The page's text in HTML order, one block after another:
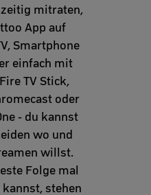
mitraten,
App auf
Smartphone
einfach mit
TV Stick,
oder
- du kannst
wo und
willst.
Folge mal
stehen